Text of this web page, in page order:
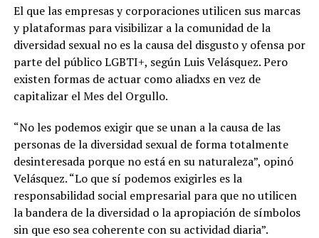
El que las empresas y corporaciones utilicen sus marcas
y plataformas para visibilizar a la comunidad de la
diversidad sexual no es la causa del disgusto y ofensa por
parte del público LGBTI+, según Luis Velásquez. Pero
existen formas de actuar como aliadxs en vez de
capitalizar el Mes del Orgullo.
“No les podemos exigir que se unan a la causa de las
personas de la diversidad sexual de forma totalmente
desinteresada porque no está en su naturaleza”, opinó
Velásquez. “Lo que sí podemos exigirles es la
responsabilidad social empresarial para que no utilicen
la bandera de la diversidad o la apropiación de símbolos
sin que eso sea coherente con su actividad diaria”.